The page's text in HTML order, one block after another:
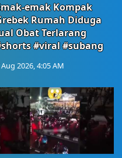
emak Kompak
Rumah Diduga
Obat Terlarang
#viral #subang
2026, 4:05 AM